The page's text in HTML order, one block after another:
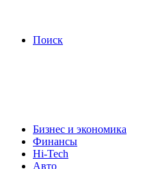
Поиск
Бизнес и экономика
Финансы
Hi-Tech
Авто